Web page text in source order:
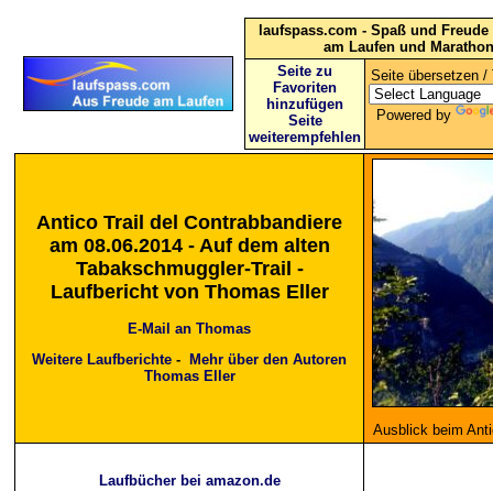
laufspass.com - Spaß und
am Laufen und Marathon
Seite zu
Favoriten
hinzufügen
Seite
weiterempfehlen
Seite übersetzen /
Powered by
Antico Trail del Contrabbandiere
am 08.06.2014 - Auf dem alten
Tabakschmuggler-Trail -
Laufbericht von Thomas Eller
E-Mail an Thomas
Weitere Laufberichte -
Mehr über den Autoren
Thomas Eller
Ausblick beim
Laufbücher bei amazon.de